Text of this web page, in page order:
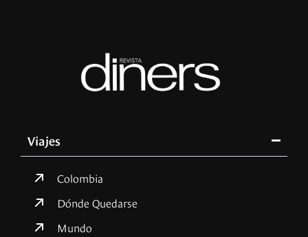
Viajes
Colombia
Dónde Quedarse
Mundo